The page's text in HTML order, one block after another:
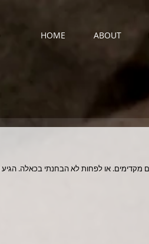
HOME ABOUT